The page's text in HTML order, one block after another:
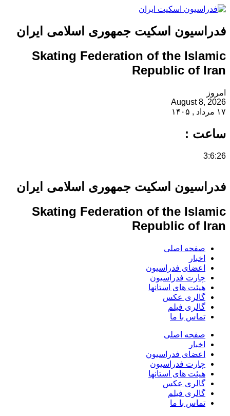
فدراسیون اسکیت جمهوری اسلامی ایران
Skating Federation of the Islamic
Republic of Iran
امروز
August 8, 2026
۱۷ مرداد , ۱۴۰۵
ساعت :
3:6:26
فدراسیون اسکیت جمهوری اسلامی ایران
Skating Federation of the Islamic
Republic of Iran
صفحه اصلی
اخبار
اعضای فدراسیون
چارت فدراسیون
هیئت های استانها
گالری عکس
گالری فیلم
تماس با ما
صفحه اصلی
اخبار
اعضای فدراسیون
چارت فدراسیون
هیئت های استانها
گالری عکس
گالری فیلم
تماس با ما